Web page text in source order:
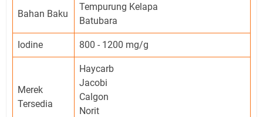
Bahan Baku
Tempurung Kelapa
Batubara
Iodine 800 - 1200 mg/g
Merek
Tersedia
Haycarb
Jacobi
Calgon
Norit